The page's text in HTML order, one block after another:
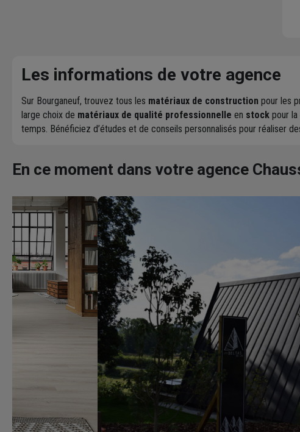
Les informations de votre agence
Sur Bourganeuf, trouvez tous les matériaux de construction pour les
large choix de matériaux de qualité professionnelle en stock pour
temps. Bénéficiez d’études et de conseils personnalisés pour réaliser
En ce moment dans votre agence